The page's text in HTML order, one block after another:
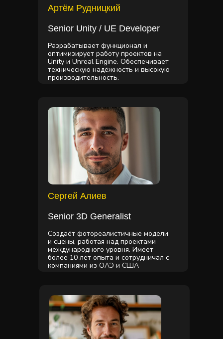
Артём Рудницкий
Senior Unity / UE Developer
Разрабатывает функционал и
оптимизирует работу проектов на
Unity и Unreal Engine. Обеспечивает
техническую надёжность и высокую
производительность.
Сергей Алиев
Senior 3D Generalist
Создаёт фотореалистичные модели
и сцены, работая над проектами
международного уровня. Имеет
более 10 лет опыта и сотрудничал с
компаниями из ОАЭ и США